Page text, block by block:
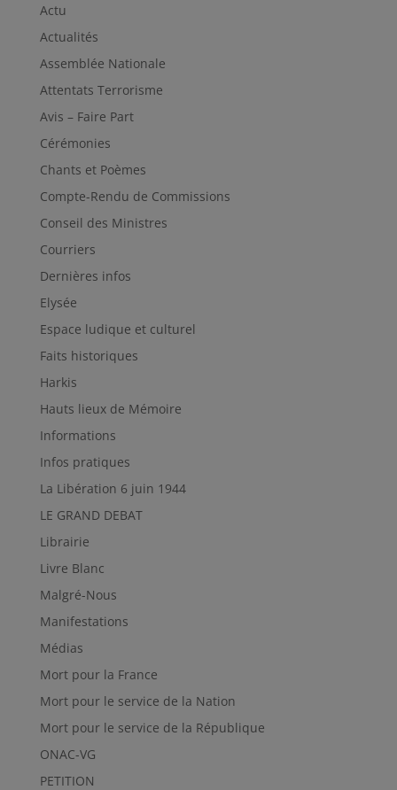
Actu
Actualités
Assemblée Nationale
Attentats Terrorisme
Avis – Faire Part
Cérémonies
Chants et Poèmes
Compte-Rendu de Commissions
Conseil des Ministres
Courriers
Dernières infos
Elysée
Espace ludique et culturel
Faits historiques
Harkis
Hauts lieux de Mémoire
Informations
Infos pratiques
La Libération 6 juin 1944
LE GRAND DEBAT
Librairie
Livre Blanc
Malgré-Nous
Manifestations
Médias
Mort pour la France
Mort pour le service de la Nation
Mort pour le service de la République
ONAC-VG
PETITION